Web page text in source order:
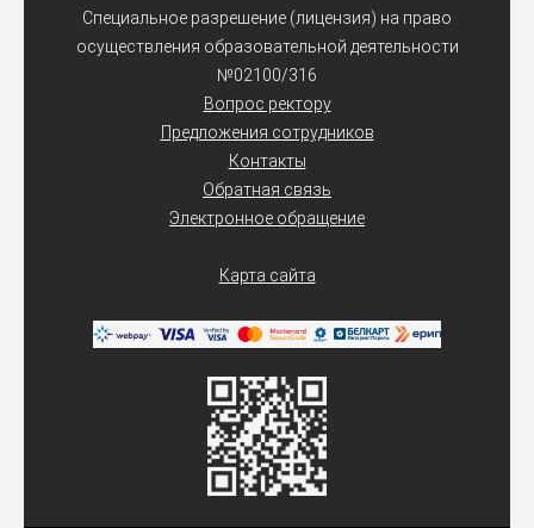
Специальное разрешение (лицензия) на право
осуществления образовательной деятельности
№02100/316
Вопрос ректору
Предложения сотрудников
Контакты
Обратная связь
Электронное обращение
Карта сайта